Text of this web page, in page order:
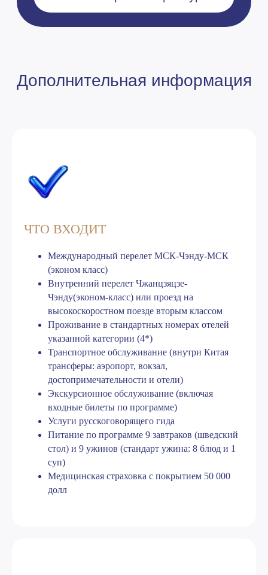
ЧТО ВХОДИТ
Международный перелет МСК-Чэнду-МСК
(эконом класс)
Внутренний перелет Чжанцзяцзе-
Чэнду(эконом-класс) или проезд на
высокоскоростном поезде вторым классом
Проживание в стандартных номерах отелей
указанной категории (4*)
Транспортное обслуживание (внутри Китая
трансферы: аэропорт, вокзал,
достопримечательности и отели)
Экскурсионное обслуживание (включая
входные билеты по программе)
Услуги русскоговорящего гида
Питание по программе 9 завтраков (шведский
стол) и 9 ужинов (стандарт ужина: 8 блюд и 1
суп)
Медицинская страховка с покрытием 50 000
долл
2 000
5 000 ₽
Путешествуйте
с выгодой!